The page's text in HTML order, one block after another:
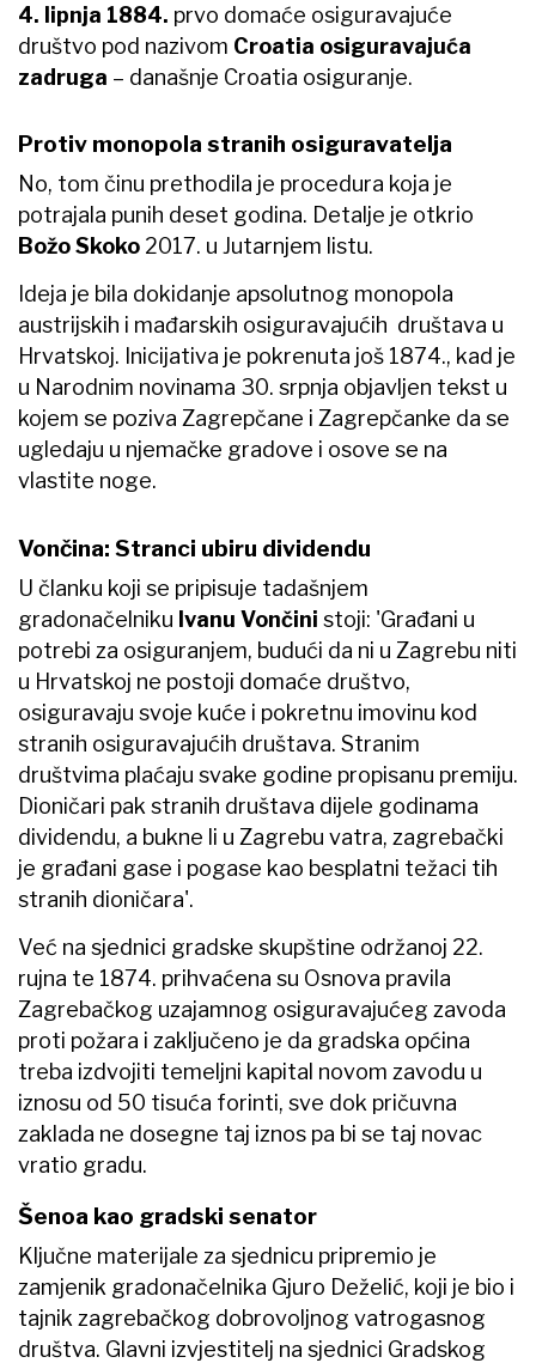
4. lipnja 1884. prvo domaće osiguravajuće
društvo pod nazivom Croatia osiguravajuća
zadruga – današnje Croatia osiguranje.
Protiv monopola stranih osiguravatelja
No, tom činu prethodila je procedura koja je
potrajala punih deset godina. Detalje je otkrio
Božo Skoko 2017. u Jutarnjem listu.
Ideja je bila dokidanje apsolutnog monopola
austrijskih i mađarskih osiguravajućih društava u
Hrvatskoj. Inicijativa je pokrenuta još 1874., kad je
u Narodnim novinama 30. srpnja objavljen tekst u
kojem se poziva Zagrepčane i Zagrepčanke da se
ugledaju u njemačke gradove i osove se na
vlastite noge.
Vončina: Stranci ubiru dividendu
U članku koji se pripisuje tadašnjem
gradonačelniku Ivanu Vončini stoji: 'Građani u
potrebi za osiguranjem, budući da ni u Zagrebu niti
u Hrvatskoj ne postoji domaće društvo,
osiguravaju svoje kuće i pokretnu imovinu kod
stranih osiguravajućih društava. Stranim
društvima plaćaju svake godine propisanu premiju.
Dioničari pak stranih društava dijele godinama
dividendu, a bukne li u Zagrebu vatra, zagrebački
je građani gase i pogase kao besplatni težaci tih
stranih dioničara'.
Već na sjednici gradske skupštine održanoj 22.
rujna te 1874. prihvaćena su Osnova pravila
Zagrebačkog uzajamnog osiguravajućeg zavoda
proti požara i zaključeno je da gradska općina
treba izdvojiti temeljni kapital novom zavodu u
iznosu od 50 tisuća forinti, sve dok pričuvna
zaklada ne dosegne taj iznos pa bi se taj novac
vratio gradu.
Šenoa kao gradski senator
Ključne materijale za sjednicu pripremio je
zamjenik gradonačelnika Gjuro Deželić, koji je bio i
tajnik zagrebačkog dobrovoljnog vatrogasnog
društva. Glavni izvjestitelj na sjednici Gradskog